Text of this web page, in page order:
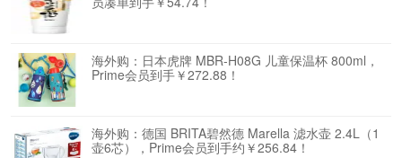
海外购：日本虎牌 MBR-H08G 儿童保温杯 800ml，
Prime会员到手￥272.88！
海外购：德国 BRITA碧然德 Marella 滤水壶 2.4L（1
壶6芯），Prime会员到手约￥256.84！